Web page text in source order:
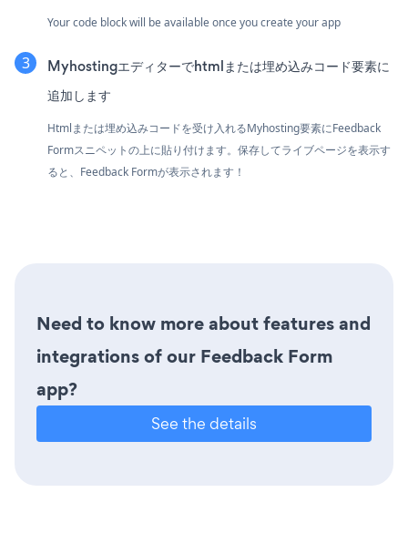
Your code block will be available once you create your app
Myhostingエディターでhtmlまたは埋め込みコード要素に
追加します
Htmlまたは埋め込みコードを受け入れるMyhosting要素にFeedback
Formスニペットの上に貼り付けます。保存してライブページを表示す
ると、Feedback Formが表示されます！
Need to know more about features and
integrations of our Feedback Form
app?
See the details